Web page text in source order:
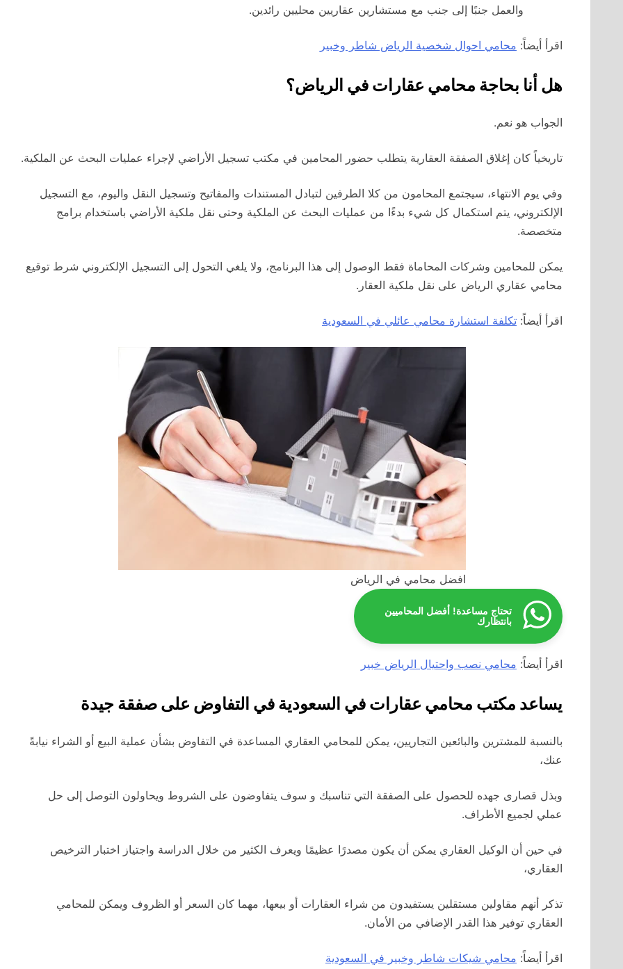
والعمل جنبًا إلى جنب مع مستشارين عقاريين محليين رائدين.
اقرأ أيضاً: محامي احوال شخصية الرياض شاطر وخبير
هل أنا بحاجة محامي عقارات في الرياض؟
الجواب هو نعم.
تاريخياً كان إغلاق الصفقة العقارية يتطلب حضور المحامين في مكتب تسجيل الأراضي لإجراء عمليات البحث عن الملكية.
وفي يوم الانتهاء، سيجتمع المحامون من كلا الطرفين لتبادل المستندات والمفاتيح وتسجيل النقل واليوم، مع التسجيل
الإلكتروني، يتم استكمال كل شيء بدءًا من عمليات البحث عن الملكية وحتى نقل ملكية الأراضي باستخدام برامج
متخصصة.
يمكن للمحامين وشركات المحاماة فقط الوصول إلى هذا البرنامج، ولا يلغي التحول إلى التسجيل الإلكتروني شرط توقيع
محامي عقاري الرياض على نقل ملكية العقار.
اقرأ أيضاً: تكلفة استشارة محامي عائلي في السعودية
افضل محامي في الرياض
تحتاج مساعدة! أفضل المحاميين
بانتظارك
اقرأ أيضاً: محامي نصب واحتيال الرياض خبير
يساعد مكتب محامي عقارات في السعودية في التفاوض على صفقة جيدة
بالنسبة للمشترين والبائعين التجاريين، يمكن للمحامي العقاري المساعدة في التفاوض بشأن عملية البيع أو الشراء نيابةً
عنك،
وبذل قصارى جهده للحصول على الصفقة التي تناسبك و سوف يتفاوضون على الشروط ويحاولون التوصل إلى حل
عملي لجميع الأطراف.
في حين أن الوكيل العقاري يمكن أن يكون مصدرًا عظيمًا ويعرف الكثير من خلال الدراسة واجتياز اختبار الترخيص
العقاري،
تذكر أنهم مقاولين مستقلين يستفيدون من شراء العقارات أو بيعها، مهما كان السعر أو الظروف ويمكن للمحامي
العقاري توفير هذا القدر الإضافي من الأمان.
اقرأ أيضاً: محامي شيكات شاطر وخبير في السعودية